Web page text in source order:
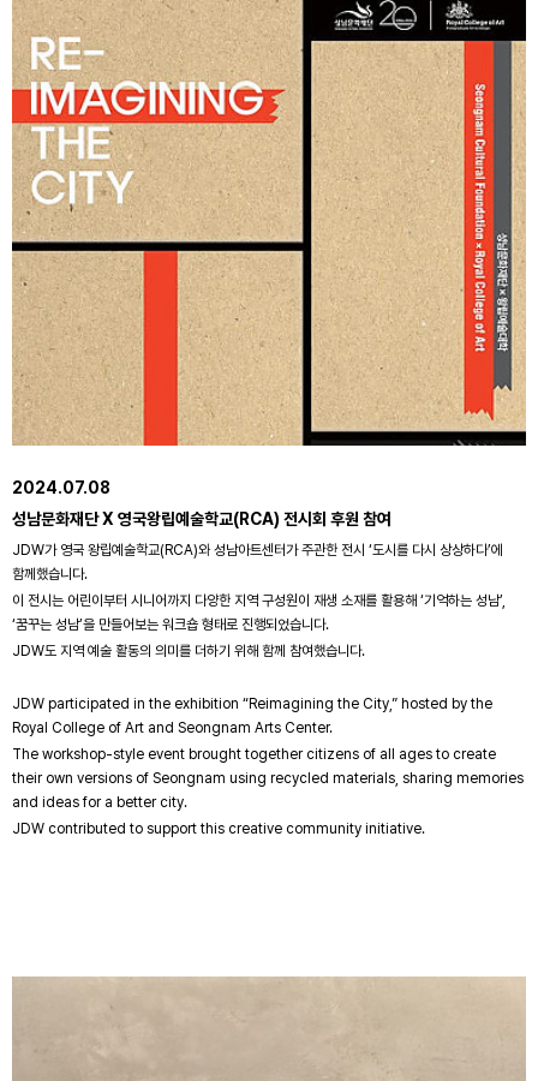
2024.07.08
성남문화재단 X 영국왕립예술학교(RCA) 전시회 후원 참여
JDW가 영국 왕립예술학교(RCA)와 성남아트센터가 주관한 전시 ‘도시를 다시 상상하다’에
함께했습니다.
이 전시는 어린이부터 시니어까지 다양한 지역 구성원이 재생 소재를 활용해 ‘기억하는 성남’,
‘꿈꾸는 성남’을 만들어보는 워크숍 형태로 진행되었습니다.
JDW도 지역 예술 활동의 의미를 더하기 위해 함께 참여했습니다.
JDW participated in the exhibition “Reimagining the City,” hosted by the
Royal College of Art and Seongnam Arts Center.
The workshop-style event brought together citizens of all ages to create
their own versions of Seongnam using recycled materials, sharing memories
and ideas for a better city.
JDW contributed to support this creative community initiative.